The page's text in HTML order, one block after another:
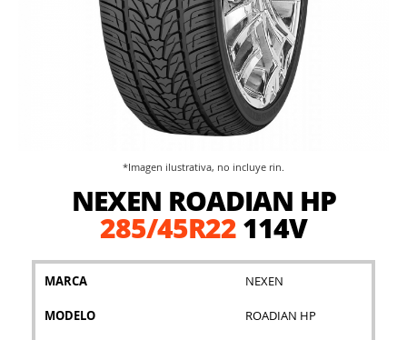
NEXEN ROADIAN HP
285/45R22114V
MARCA NEXEN
MODELO ROADIAN HP
*Imagen ilustrativa, no incluye rin.
galería
imágenes